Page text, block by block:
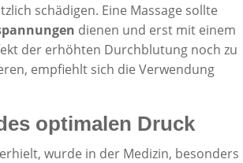
schädigen. Eine Massage sollte
dienen und erst mit einem
der erhöhten Durchblutung noch zu
empfiehlt sich die Verwendung
optimalen Druck
wurde in der Medizin, besonders